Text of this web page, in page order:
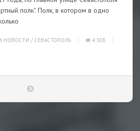
полк". Полк, в котором в одно
НОВОСТИ / СЕВАСТОПОЛЬ
4 308